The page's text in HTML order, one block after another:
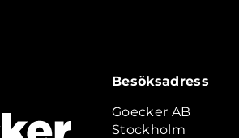
Besöksadress
Goecker AB
Stockholm